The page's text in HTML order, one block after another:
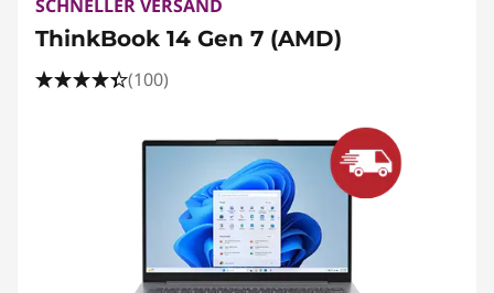
SCHNELLER VERSAND
ThinkBook 14 Gen 7 (AMD)
(100)